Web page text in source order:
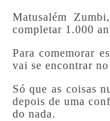
Matusalém
completar 1.000
Para comemorar
vai se encontrar
Só que as coisas
depois de uma
do nada.